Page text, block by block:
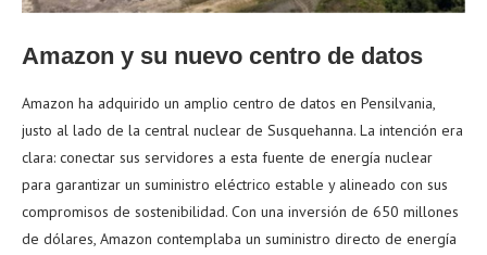
Amazon y su nuevo centro de datos
Amazon ha adquirido un amplio centro de datos en Pensilvania,
justo al lado de la central nuclear de Susquehanna. La intención era
clara: conectar sus servidores a esta fuente de energía nuclear
para garantizar un suministro eléctrico estable y alineado con sus
compromisos de sostenibilidad. Con una inversión de 650 millones
de dólares, Amazon contemplaba un suministro directo de energía